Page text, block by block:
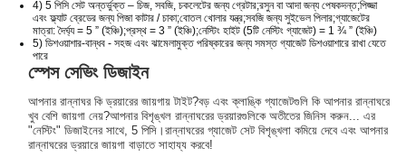
4) 5 পিসি সেট অন্তর্ভুক্ত – চিজ, সবজি, চকলেটের জন্য গ্রেটার;রসুন বা আদা জন্য পেষকদন্ত;পিজ্জা
এবং ফ্ল্যাট ব্রেডের জন্য পিজা কাটার / চাকা;বোতল খোলার যন্ত্র;সবজি জন্য সুইভেল পিলার;গ্যাজেটের
মাত্রা: দৈর্ঘ্য = 5 ” (ইঞ্চি);প্রস্থ = 3 ” (ইঞ্চি);নেস্টিং হাইট (5টি নেস্টিং গ্যাজেট) = 1 ¾ ” (ইঞ্চি)
5) ডিশওয়াশার-বান্ধব - সহজ এবং ঝামেলামুক্ত পরিষ্কারের জন্য সমস্ত গ্যাজেট ডিশওয়াশারে রাখা যেতে
পারে
স্পেস সেভিং ডিজাইন
আপনার রান্নাঘর কি ড্রয়ারের জায়গায় টাইট?বড় এবং ক্লাঙ্কি গ্যাজেটগুলি কি আপনার রান্নাঘরে
খুব বেশি জায়গা নেয়?আপনার বিশৃঙ্খল রান্নাঘরের ড্রয়ারগুলিকে অতীতের জিনিস করুন... এর
"নেস্টিং" ডিজাইনের সাথে, 5 পিসি।রান্নাঘরের গ্যাজেট সেট বিশৃঙ্খলা কমিয়ে দেবে এবং আপনার
রান্নাঘরের ড্রয়ারে জায়গা বাড়াতে সাহায্য করবে!